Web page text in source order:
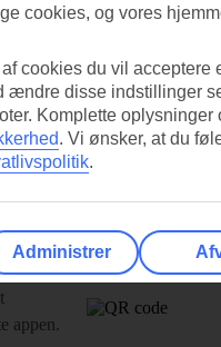
appen.
cookies, og vores
cookies du vil acceptere
ændre disse indstillinger
Komplette oplysninger
. Vi ønsker, at du
.
Administrer